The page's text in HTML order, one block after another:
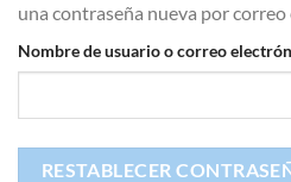
una contraseña nueva por
Nombre de usuario o correo
RESTABLECER